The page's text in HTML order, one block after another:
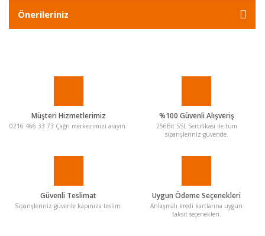
Önerileriniz
Müşteri Hizmetlerimiz
0216 466 33 73 Çağrı merkezimizi arayın.
%100 Güvenli Alışveriş
256Bit SSL Sertifikası ile tüm
siparişleriniz güvende.
Güvenli Teslimat
Siparişleriniz güvenle kapınıza teslim.
Uygun Ödeme Seçenekleri
Anlaşmalı kredi kartlarına uygun
taksit seçenekleri.